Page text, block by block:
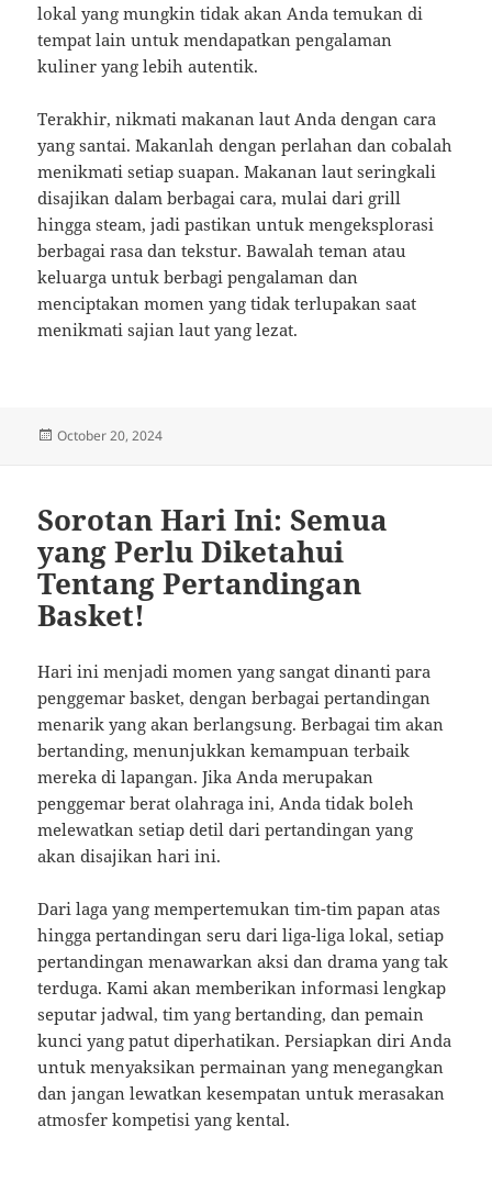
lokal yang mungkin tidak akan Anda temukan di
tempat lain untuk mendapatkan pengalaman
kuliner yang lebih autentik.
Terakhir, nikmati makanan laut Anda dengan cara
yang santai. Makanlah dengan perlahan dan cobalah
menikmati setiap suapan. Makanan laut seringkali
disajikan dalam berbagai cara, mulai dari grill
hingga steam, jadi pastikan untuk mengeksplorasi
berbagai rasa dan tekstur. Bawalah teman atau
keluarga untuk berbagi pengalaman dan
menciptakan momen yang tidak terlupakan saat
menikmati sajian laut yang lezat.
Posted
October 20, 2024
Sorotan Hari Ini: Semua
yang Perlu Diketahui
Tentang Pertandingan
Basket!
Hari ini menjadi momen yang sangat dinanti para
penggemar basket, dengan berbagai pertandingan
menarik yang akan berlangsung. Berbagai tim akan
bertanding, menunjukkan kemampuan terbaik
mereka di lapangan. Jika Anda merupakan
penggemar berat olahraga ini, Anda tidak boleh
melewatkan setiap detil dari pertandingan yang
akan disajikan hari ini.
Dari laga yang mempertemukan tim-tim papan atas
hingga pertandingan seru dari liga-liga lokal, setiap
pertandingan menawarkan aksi dan drama yang tak
terduga. Kami akan memberikan informasi lengkap
seputar jadwal, tim yang bertanding, dan pemain
kunci yang patut diperhatikan. Persiapkan diri Anda
untuk menyaksikan permainan yang menegangkan
dan jangan lewatkan kesempatan untuk merasakan
atmosfer kompetisi yang kental.